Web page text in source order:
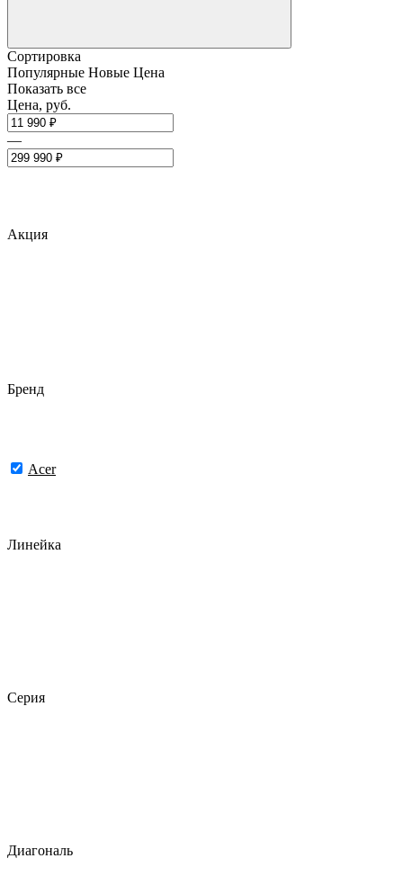
Сортировка
Популярные Новые Цена
Показать все
Цена, руб.
—
Акция
Бренд
Acer
Линейка
Серия
Диагональ